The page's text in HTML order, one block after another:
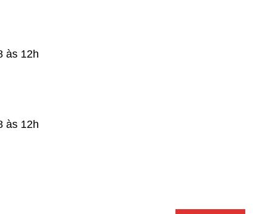
às 12h
às 12h